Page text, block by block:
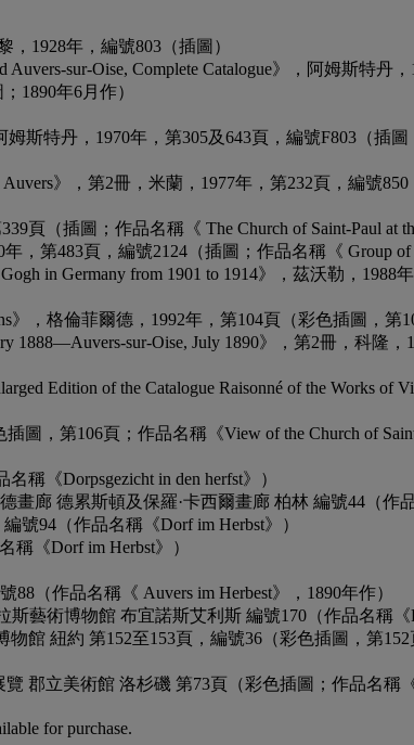
，1928年，編號803（插圖）
Auvers-sur-Oise, Complete Catalogue》，阿姆斯特丹
1890年6月作）
姆斯特丹，1970年，第305及643頁，編號F803（插
Auvers》，第2冊，米蘭，1977年，第232頁，編號
頁（插圖；作品名稱《 The Church of Saint-Paul at
，第483頁，編號2124（插圖；作品名稱《 Group of
Gogh in Germany from 1901 to 1914》，茲沃勒，
》，格倫菲爾德，1992年，第104頁（彩色插圖，第
1888—Auvers-sur-Oise, July 1890》，第2冊，科
Edition of the Catalogue Raisonné of the Works
圖，第106頁；作品名稱《View of the Church of
稱《Dorpsgezicht in den herfst》）
廊 德累斯頓及保羅·卡西爾畫廊 柏林 編號44（作品
號94（作品名稱《Dorf im Herbst》）
稱《Dorf im Herbst》）
88（作品名稱《 Auvers im Herbest》，1890年作）
藝術博物館 布宜諾斯艾利斯 編號170（作品名稱《
館 紐約 第152至153頁，編號36（彩色插圖，第
郡立美術館 洛杉磯 第73頁（彩色插圖；作品名稱《
for purchase.